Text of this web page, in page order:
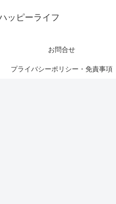
ッピーライフ
お問合せ
プライバシーポリシー・免責事項